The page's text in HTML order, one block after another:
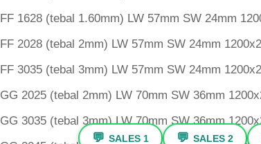
FF 1628 (tebal 1.60mm) LW 57mm SW 24mm
FF 2028 (tebal 2mm) LW 57mm SW 24mm
FF 3035 (tebal 3mm) LW 57mm SW 24mm
GG 2025 (tebal 2mm) LW 70mm SW 36mm
GG 3035 (tebal 3mm) LW 70mm SW 36mm
💬 SALES 1 💬 SALES 2